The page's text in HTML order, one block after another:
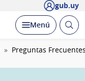
gub.uy
Desplegar
Menú Abrir
Preguntas